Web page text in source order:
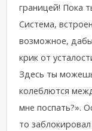
границей! Пока
Система,
возможное,
крик от
Здесь ты
колеблются
мне поспать?».
то